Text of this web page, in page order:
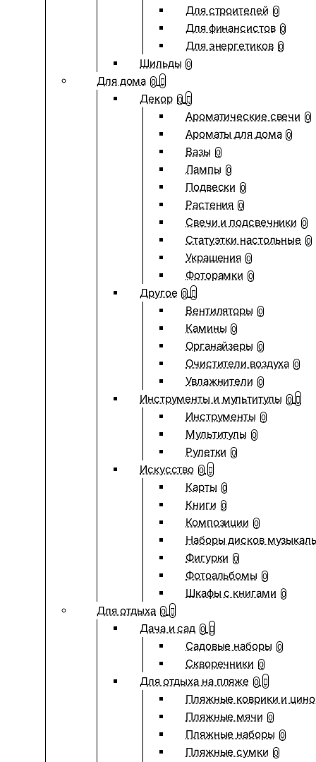
Для строителей 0
Для финансистов 0
Для энергетиков 0
Шильды 0
Для дома 0
Декор 0
Ароматические свечи 0
Ароматы для дома 0
Вазы 0
Лампы 0
Подвески 0
Растения 0
Свечи и подсвечники 0
Статуэтки настольные 0
Украшения 0
Фоторамки 0
Другое 0
Вентиляторы 0
Камины 0
Органайзеры 0
Очистители воздуха 0
Увлажнители 0
Инструменты и мультитулы 0
Инструменты 0
Мультитулы 0
Рулетки 0
Искусство 0
Карты 0
Книги 0
Композиции 0
Наборы дисков
Фигурки 0
Фотоальбомы 0
Шкафы с книгами 0
Для отдыха 0
Дача и сад 0
Садовые наборы 0
Скворечники 0
Для отдыха на пляже 0
Пляжные коврики и
Пляжные мячи 0
Пляжные наборы 0
Пляжные сумки 0